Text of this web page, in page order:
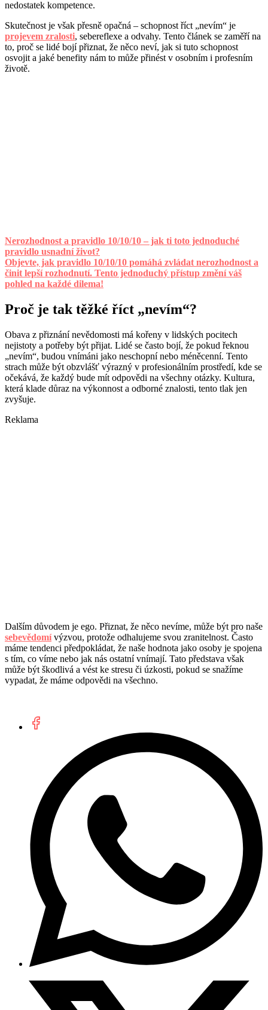
nedostatek kompetence.
Skutečnost je však přesně opačná – schopnost říct „nevím“ je
projevem zralosti, sebereflexe a odvahy. Tento článek se zaměří na
to, proč se lidé bojí přiznat, že něco neví, jak si tuto schopnost
osvojit a jaké benefity nám to může přinést v osobním i profesním
životě.
Nerozhodnost a pravidlo 10/10/10 – jak ti toto jednoduché
pravidlo usnadní život?
Objevte, jak pravidlo 10/10/10 pomáhá zvládat nerozhodnost a
činit lepší rozhodnutí. Tento jednoduchý přístup změní váš
pohled na každé dilema!
Proč je tak těžké říct „nevím“?
Obava z přiznání nevědomosti má kořeny v lidských pocitech
nejistoty a potřeby být přijat. Lidé se často bojí, že pokud řeknou
„nevím“, budou vnímáni jako neschopní nebo méněcenní. Tento
strach může být obzvlášť výrazný v profesionálním prostředí, kde se
očekává, že každý bude mít odpovědi na všechny otázky. Kultura,
která klade důraz na výkonnost a odborné znalosti, tento tlak jen
zvyšuje.
Reklama
Dalším důvodem je ego. Přiznat, že něco nevíme, může být pro naše
sebevědomívýzvou, protože odhalujeme svou zranitelnost. Často
máme tendenci předpokládat, že naše hodnota jako osoby je spojena
s tím, co víme nebo jak nás ostatní vnímají. Tato představa však
může být škodlivá a vést ke stresu či úzkosti, pokud se snažíme
vypadat, že máme odpovědi na všechno.